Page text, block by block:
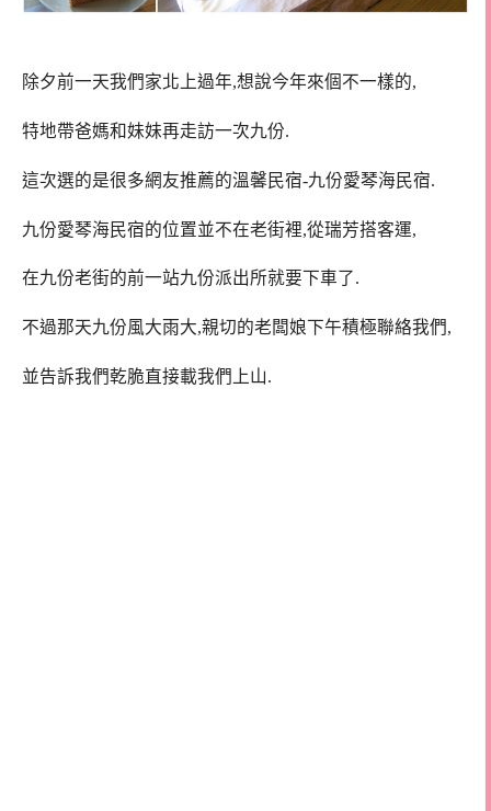
除夕前一天我們家北上過年,想說今年來個不一樣的,
特地帶爸媽和妹妹再走訪一次九份.
這次選的是很多網友推薦的溫馨民宿-九份愛琴海民宿.
九份愛琴海民宿的位置並不在老街裡,從瑞芳搭客運,
在九份老街的前一站九份派出所就要下車了.
不過那天九份風大雨大,親切的老闆娘下午積極聯絡我們,
並告訴我們乾脆直接載我們上山.